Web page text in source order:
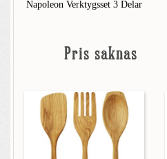
Napoleon Verktygsset 3 Delar
Pris saknas